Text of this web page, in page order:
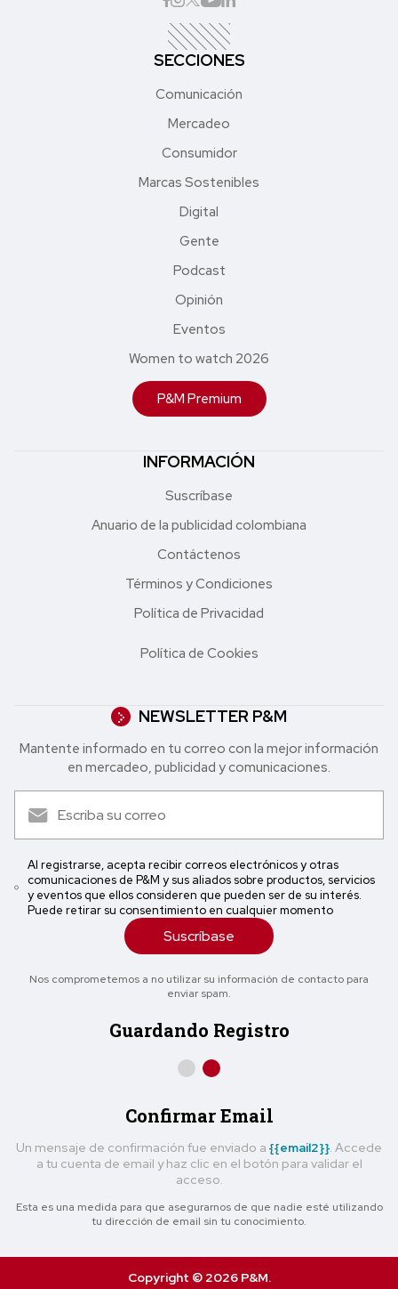
SECCIONES
Comunicación
Mercadeo
Consumidor
Marcas Sostenibles
Digital
Gente
Podcast
Opinión
Eventos
Women to watch 2026
P&M Premium
INFORMACIÓN
Suscríbase
Anuario de la publicidad colombiana
Contáctenos
Términos y Condiciones
Política de Privacidad
Política de Cookies
NEWSLETTER P&M
Mantente informado en tu correo con la mejor in formación
en mercadeo, publicidad y comunicaciones.
Al registrarse, acepta recibir correos electrónicos y otras
comunicaciones de P&M y sus aliados sobre productos, servicios
y eventos que ellos consideren que pueden ser de su interés.
Puede retirar su consentimiento en cualquier momento
Suscríbase
Nos comprometemos a no utilizar su información de contacto para
enviar spam.
Guardando Registro
Confirmar Email
Un mensaje de confirmación fue enviado a {{email2}}. Accede
a tu cuenta de email y haz clic en el botón para validar el
acceso.
Esta es una medida para que asegurarnos de que nadie esté utilizando
tu dirección de email sin tu conocimiento.
Copyright © 2026 P&M.